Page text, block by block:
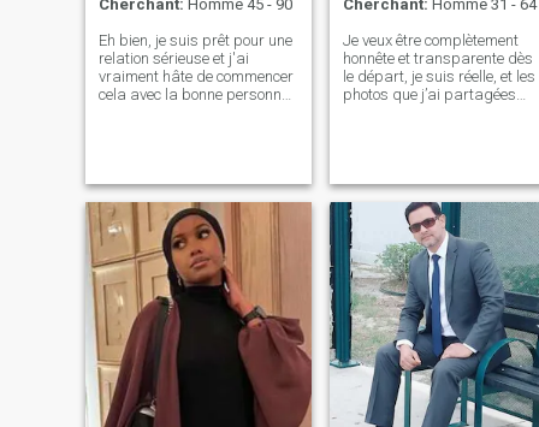
Cherchant: Homme 45 - 90
Eh bien, je suis prêt pour une
relation sérieuse et j'ai
vraiment hâte de commencer
cela avec la bonne personne..
auditeur avec qui il est facile
de s’entendre…
Cherchant: Homme 31 - 64
Je veux être complètement
honnête et transparente dès
le départ, je suis réelle, et les
photos que j’ai partagées
bonheur avec quelqu'un qui
valorise la confiance, le
respect et la compagnie
autant que moi.